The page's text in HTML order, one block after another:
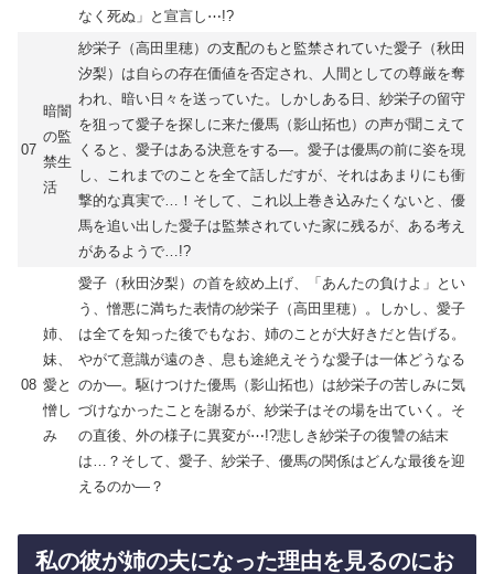
なく死ぬ」と宣言し⋯!?
07
暗闇
の監
禁生
活
紗栄子（高田里穂）の支配のもと監禁されていた愛子（秋田
汐梨）は自らの存在価値を否定され、人間としての尊厳を奪
われ、暗い日々を送っていた。しかしある日、紗栄子の留守
を狙って愛子を探しに来た優馬（影山拓也）の声が聞こえて
くると、愛子はある決意をする―。愛子は優馬の前に姿を現
し、これまでのことを全て話しだすが、それはあまりにも衝
撃的な真実で…！そして、これ以上巻き込みたくないと、優
馬を追い出した愛子は監禁されていた家に残るが、ある考え
があるようで…!?
08
姉、
妹、
愛と
憎し
み
愛子（秋田汐梨）の首を絞め上げ、「あんたの負けよ」とい
う、憎悪に満ちた表情の紗栄子（高田里穂）。しかし、愛子
は全てを知った後でもなお、姉のことが大好きだと告げる。
やがて意識が遠のき、息も途絶えそうな愛子は一体どうなる
のか―。駆けつけた優馬（影山拓也）は紗栄子の苦しみに気
づけなかったことを謝るが、紗栄子はその場を出ていく。そ
の直後、外の様子に異変が⋯!?悲しき紗栄子の復讐の結末
は…？そして、愛子、紗栄子、優馬の関係はどんな最後を迎
えるのか―？
私の彼が姉の夫になった理由を見るのにお